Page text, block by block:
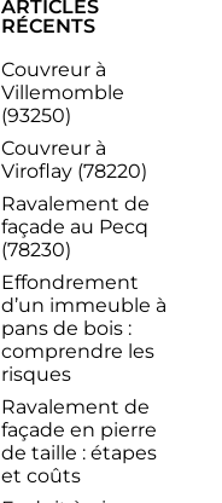
ARTICLES
RÉCENTS
Couvreur à
Villemomble
(93250)
Couvreur à
Viroflay (78220)
Ravalement de
façade au Pecq
(78230)
Effondrement
d’un immeuble à
pans de bois :
comprendre les
risques
Ravalement de
façade en pierre
de taille : étapes
et coûts